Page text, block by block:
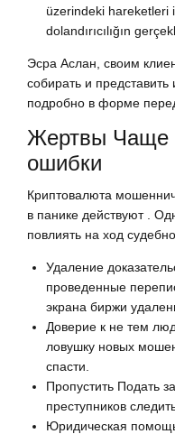
üzerindeki hareketleri
dolandırıcılığın
Эсра Аслан, своим
собирать и представить
подробно в форме
Жертвы Чаще
ошибки
Криптовалюта
в панике действуют .
повлиять на ход
Удаление
проведенные
экрана биржи
Доверие к не тем
ловушку новых
спасти.
Пропустить Подать
преступников
Юридическая